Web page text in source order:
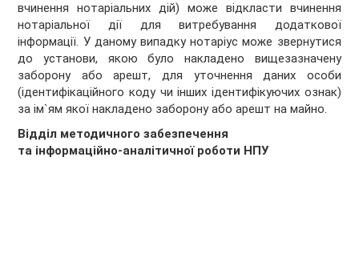
вчинення нотаріальних дій) може відкласти вчинення
нотаріальної дії для витребування додаткової
інформації. У даному випадку нотаріус може звернутися
до установи, якою було накладено вищезазначену
заборону або арешт, для уточнення даних особи
(ідентифікаційного коду чи інших ідентифікуючих ознак)
за ім`ям якої накладено заборону або арешт на майно.
Відділ методичного забезпечення
та інформаційно-аналітичної роботи НПУ